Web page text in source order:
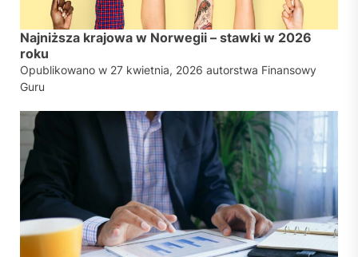
Najniższa krajowa w Norwegii – stawki w 2026
roku
Opublikowano w 27 kwietnia, 2026 autorstwa Finansowy
Guru